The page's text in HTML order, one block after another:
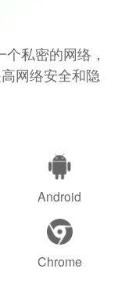
私密的网络，
网络安全和隐
Android
Chrome